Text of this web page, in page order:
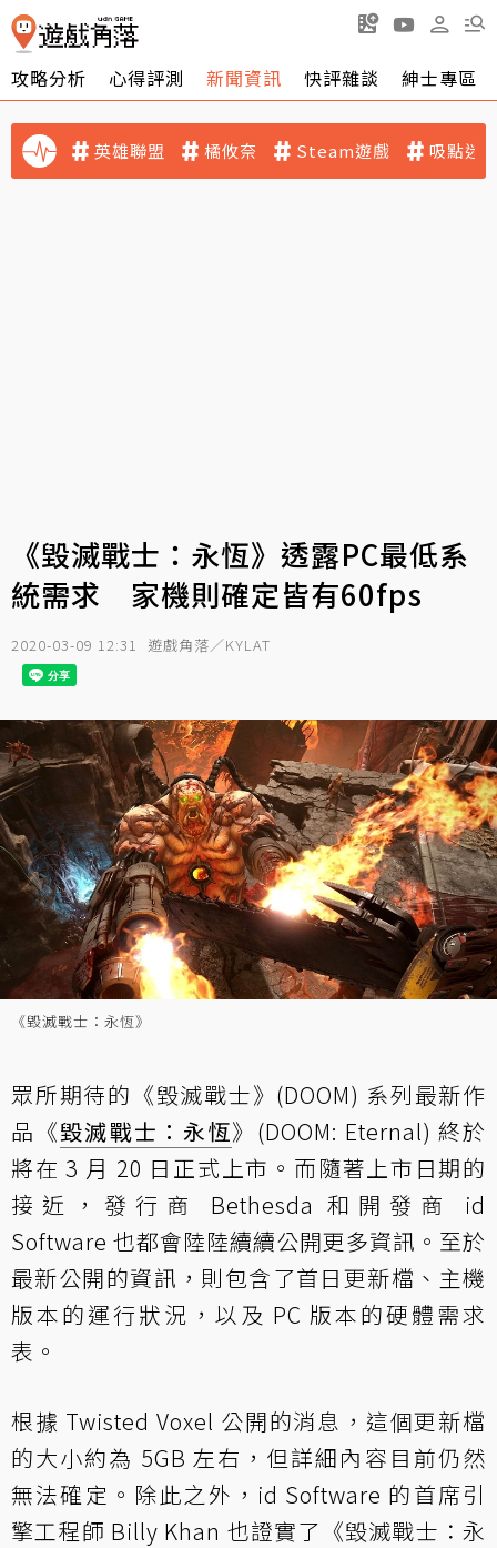
攻略分析 心得評測 新聞資訊 快評雜談 紳士專區
英雄聯盟 橘攸奈 Steam遊戲 吸點迷
《毀滅戰士：永恆》透露PC最低系
統需求 家機則確定皆有60fps
2020-03-09 12:31 遊戲角落／KYLAT
《毀滅戰士：永恆》
眾所期待的《毀滅戰士》(DOOM) 系列最新作
品《毀滅戰士：永恆》(DOOM: Eternal) 終於
將在 3 月 20 日正式上市。而隨著上市日期的
接近，發行商 Bethesda 和開發商 id
Software 也都會陸陸續續公開更多資訊。至於
最新公開的資訊，則包含了首日更新檔、主機
版本的運行狀況，以及 PC 版本的硬體需求
表。
根據 Twisted Voxel 公開的消息，這個更新檔
的大小約為 5GB 左右，但詳細內容目前仍然
無法確定。除此之外，id Software 的首席引
擎工程師 Billy Khan 也證實了《毀滅戰士：永